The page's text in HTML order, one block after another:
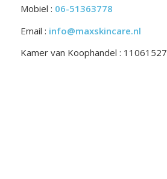
Mobiel : 06-51363778
Email : info@maxskincare.nl
Kamer van Koophandel : 11061527